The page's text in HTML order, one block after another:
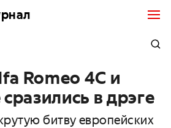
Romeo 4C и
в дрэге
битву европейских